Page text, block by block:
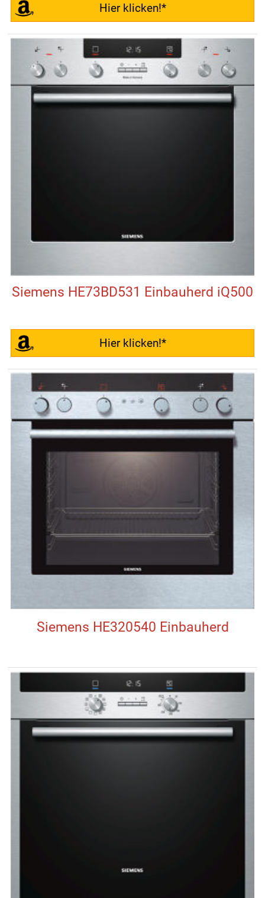
Hier klicken!*
Siemens HE73BD531 Einbauherd iQ500
Hier klicken!*
Siemens HE320540 Einbauherd